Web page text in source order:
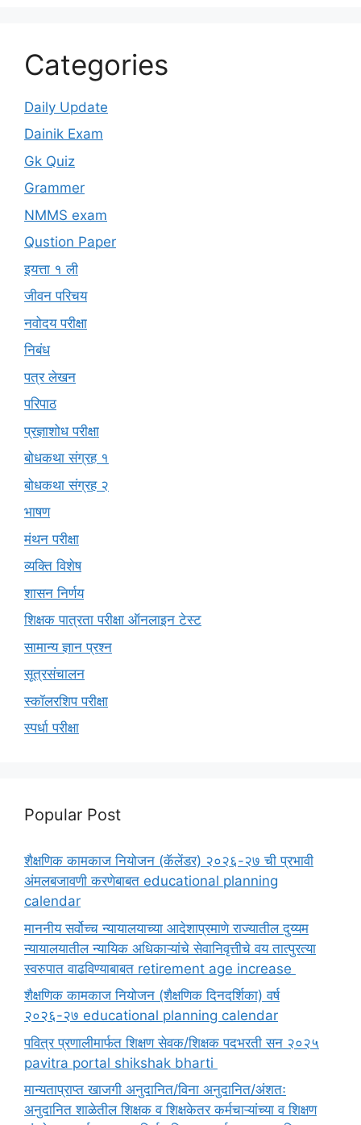
Categories
Daily Update
Dainik Exam
Gk Quiz
Grammer
NMMS exam
Qustion Paper
इयत्ता १ ली
जीवन परिचय
नवोदय परीक्षा
निबंध
पत्र लेखन
परिपाठ
प्रज्ञाशोध परीक्षा
बोधकथा संग्रह १
बोधकथा संग्रह २
भाषण
मंथन परीक्षा
व्यक्ति विशेष
शासन निर्णय
शिक्षक पात्रता परीक्षा ऑनलाइन टेस्ट
सामान्य ज्ञान प्रश्न
सूत्रसंचालन
स्कॉलरशिप परीक्षा
स्पर्धा परीक्षा
Popular Post
शैक्षणिक कामकाज नियोजन (कॅलेंडर) २०२६-२७ ची प्रभावी
अंमलबजावणी करणेबाबत educational planning
calendar
माननीय सर्वोच्च न्यायालयाच्या आदेशाप्रमाणे राज्यातील दुय्यम
न्यायालयातील न्यायिक अधिकाऱ्यांचे सेवानिवृत्तीचे वय तात्पुरत्या
स्वरुपात वाढविण्याबाबत retirement age increase
शैक्षणिक कामकाज नियोजन (शैक्षणिक दिनदर्शिका) वर्ष
२०२६-२७ educational planning calendar
पवित्र प्रणालीमार्फत शिक्षण सेवक/शिक्षक पदभरती सन २०२५
pavitra portal shikshak bharti
मान्यताप्राप्त खाजगी अनुदानित/विना अनुदानित/अंशतः
अनुदानित शाळेतील शिक्षक व शिक्षकेतर कर्मचाऱ्यांच्या व शिक्षण